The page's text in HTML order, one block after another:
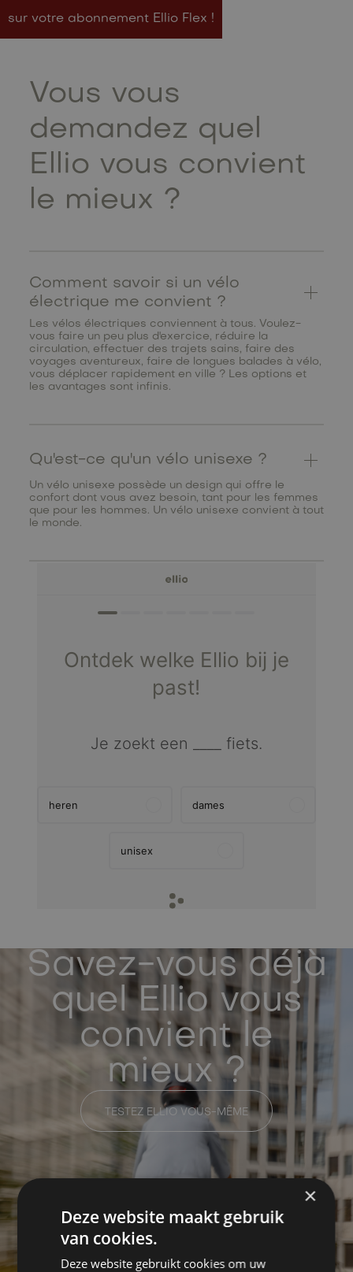
sur votre abonnement Ellio Flex !
Vous vous
demandez quel
Ellio vous convient
le mieux ?
Comment savoir si un vélo
électrique me convient ?
Les vélos électriques conviennent à tous. Voulez-
vous faire un peu plus d'exercice, réduire la
circulation, effectuer des trajets sains, faire des
voyages aventureux, faire de longues balades à vélo,
vous déplacer rapidement en ville ? Les options et
les avantages sont infinis.
Qu'est-ce qu'un vélo unisexe ?
Un vélo unisexe possède un design qui offre le
confort dont vous avez besoin, tant pour les femmes
que pour les hommes. Un vélo unisexe convient à tout
le monde.
Savez-vous déjà
quel Ellio vous
convient le
mieux ?
TESTEZ ELLIO VOUS-MÊME
×
Deze website maakt gebruik
van cookies.
Deze website gebruikt cookies om uw